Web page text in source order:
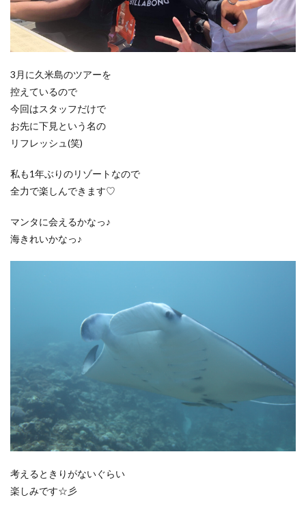
3月に久米島のツアーを
控えているので
今回はスタッフだけで
お先に下見という名の
リフレッシュ(笑)
私も1年ぶりのリゾートなので
全力で楽しんできます♡
マンタに会えるかなっ♪
海きれいかなっ♪
考えるときりがないぐらい
楽しみです☆彡